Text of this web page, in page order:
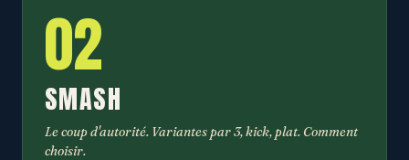
02
SMASH
Le coup d'autorité. Variantes par 3, kick, plat. Comment
choisir.